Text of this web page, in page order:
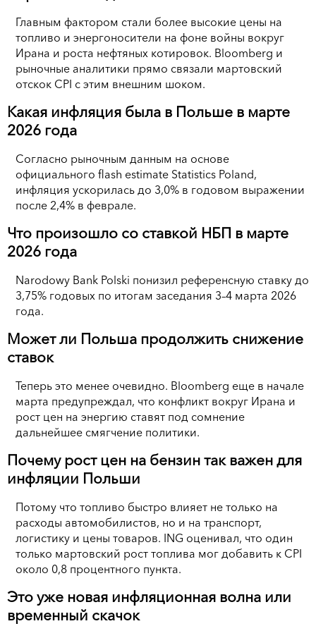
Главным фактором стали более высокие цены на
топливо и энергоносители на фоне войны вокруг
Ирана и роста нефтяных котировок. Bloomberg и
рыночные аналитики прямо связали мартовский
отскок CPI с этим внешним шоком.
Какая инфляция была в Польше в марте
2026 года
Согласно рыночным данным на основе
официального flash estimate Statistics Poland,
инфляция ускорилась до 3,0% в годовом выражении
после 2,4% в феврале.
Что произошло со ставкой НБП в марте
2026 года
Narodowy Bank Polski понизил референсную ставку до
3,75% годовых по итогам заседания 3–4 марта 2026
года.
Может ли Польша продолжить снижение
ставок
Теперь это менее очевидно. Bloomberg еще в начале
марта предупреждал, что конфликт вокруг Ирана и
рост цен на энергию ставят под сомнение
дальнейшее смягчение политики.
Почему рост цен на бензин так важен для
инфляции Польши
Потому что топливо быстро влияет не только на
расходы автомобилистов, но и на транспорт,
логистику и цены товаров. ING оценивал, что один
только мартовский рост топлива мог добавить к CPI
около 0,8 процентного пункта.
Это уже новая инфляционная волна или
временный скачок